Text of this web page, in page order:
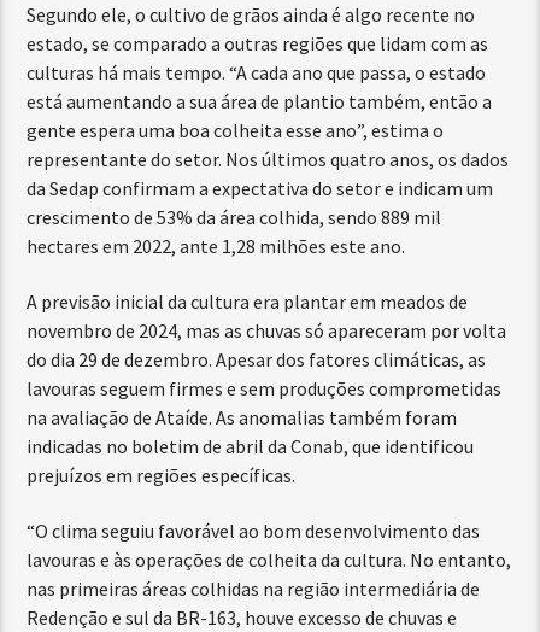
Segundo ele, o cultivo de grãos ainda é algo recente no
estado, se comparado a outras regiões que lidam com as
culturas há mais tempo. “A cada ano que passa, o estado
está aumentando a sua área de plantio também, então a
gente espera uma boa colheita esse ano”, estima o
representante do setor. Nos últimos quatro anos, os dados
da Sedap confirmam a expectativa do setor e indicam um
crescimento de 53% da área colhida, sendo 889 mil
hectares em 2022, ante 1,28 milhões este ano.
A previsão inicial da cultura era plantar em meados de
novembro de 2024, mas as chuvas só apareceram por volta
do dia 29 de dezembro. Apesar dos fatores climáticas, as
lavouras seguem firmes e sem produções comprometidas
na avaliação de Ataíde. As anomalias também foram
indicadas no boletim de abril da Conab, que identificou
prejuízos em regiões específicas.
“O clima seguiu favorável ao bom desenvolvimento das
lavouras e às operações de colheita da cultura. No entanto,
nas primeiras áreas colhidas na região intermediária de
Redenção e sul da BR-163, houve excesso de chuvas e